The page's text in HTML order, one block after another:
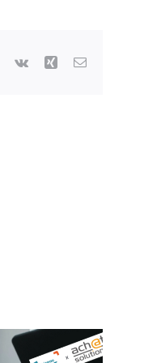
Pinterest
Vk Xing Email